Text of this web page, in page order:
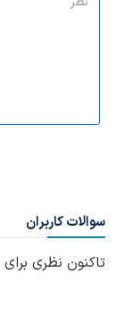
سوالات کاربران
تاکنون نظری